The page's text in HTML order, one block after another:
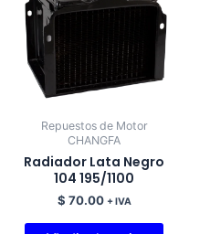
Repuestos de Motor
CHANGFA
Radiador Lata Negro
104 195/1100
$ 70.00 + IVA